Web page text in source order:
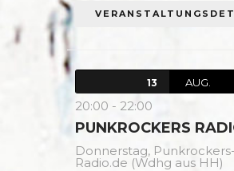
13 AUG.
20:00 - 22:00
PUNKROCKERS
Donnerstag, Punkrockers-
Radio.de (Wdhg aus HH)